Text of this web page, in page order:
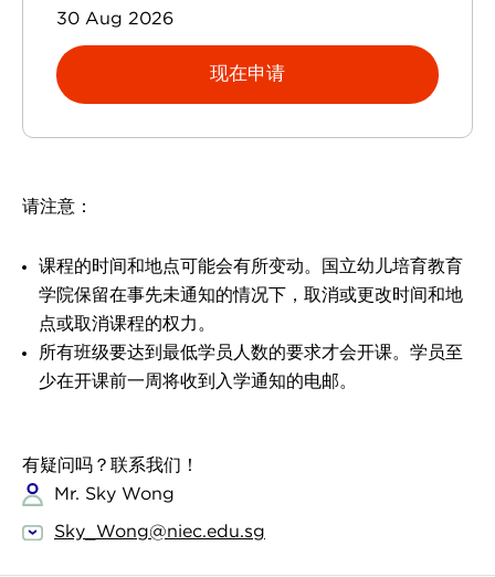
30 Aug 2026
现在申请
请注意：
课程的时间和地点可能会有所变动。国立幼儿培育教育
学院保留在事先未通知的情况下，取消或更改时间和地
点或取消课程的权力。
所有班级要达到最低学员人数的要求才会开课。学员至
少在开课前一周将收到入学通知的电邮。
有疑问吗？联系我们！
Mr. Sky Wong
Sky_Wong@niec.edu.sg